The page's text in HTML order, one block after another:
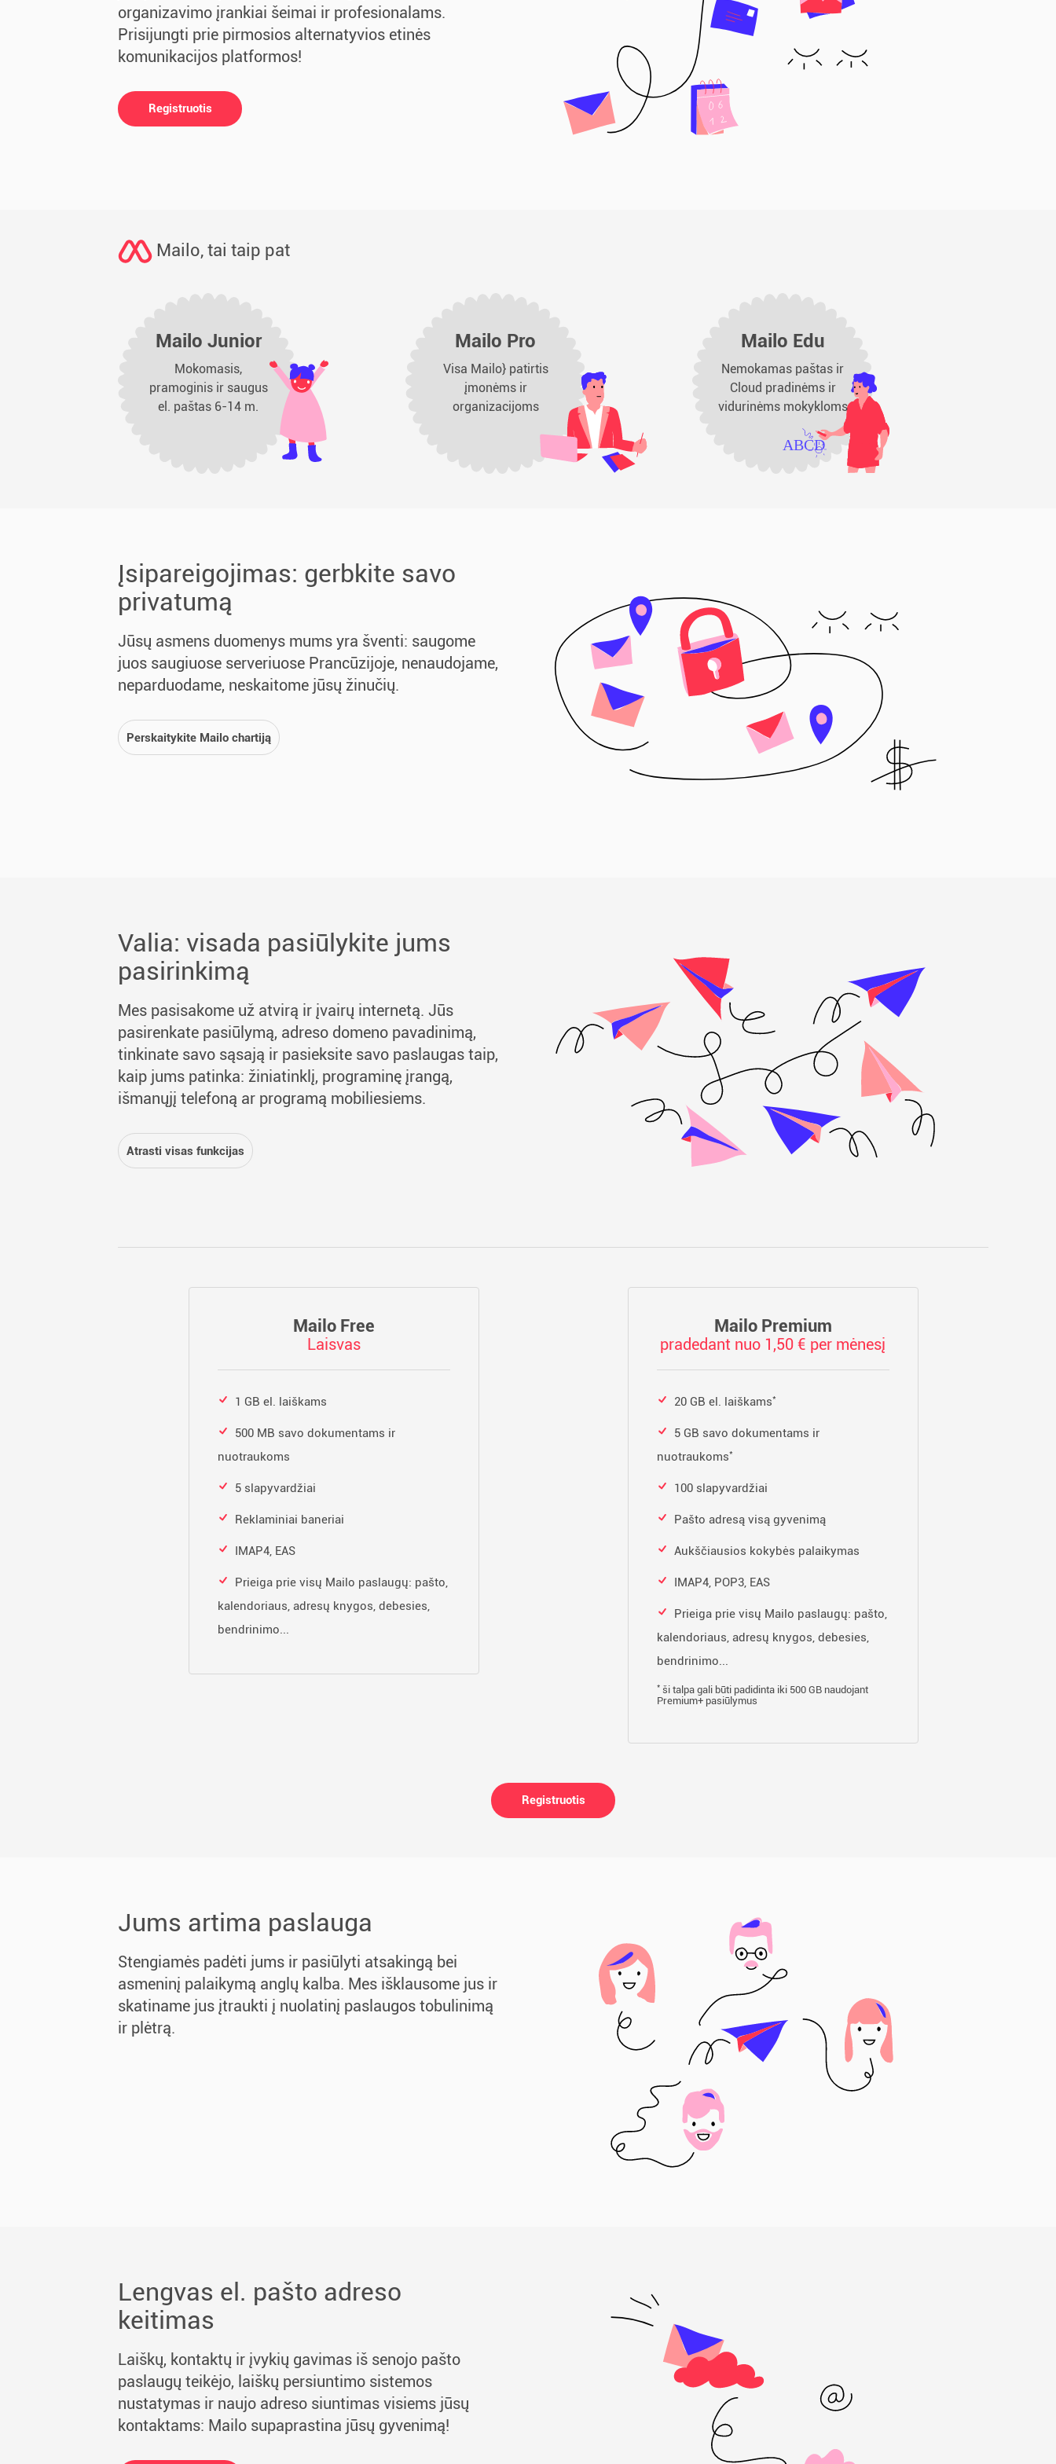
organizavimo įrankiai šeimai ir profesionalams.
Prisijungti prie pirmosios alternatyvios etinės
komunikacijos platformos!
Registruotis
Mailo, tai taip pat
Mailo Junior
Mokomasis,
pramoginis ir saugus
el. paštas 6-14 m.
Mailo Pro
Visa Mailo} patirtis
įmonėms ir
organizacijoms
Mailo Edu
Nemokamas paštas ir
Cloud pradinėms ir
vidurinėms mokykloms
Įsipareigojimas: gerbkite savo
privatumą
Jūsų asmens duomenys mums yra šventi: saugome
juos saugiuose serveriuose Prancūzijoje, nenaudojame,
neparduodame, neskaitome jūsų žinučių.
Perskaitykite Mailo chartiją
Valia: visada pasiūlykite jums
pasirinkimą
Mes pasisakome už atvirą ir įvairų internetą. Jūs
pasirenkate pasiūlymą, adreso domeno pavadinimą,
tinkinate savo sąsają ir pasieksite savo paslaugas taip,
kaip jums patinka: žiniatinklį, programinę įrangą,
išmanųjį telefoną ar programą mobiliesiems.
Atrasti visas funkcijas
Mailo Free
Laisvas
1 GB el. laiškams
500 MB savo dokumentams ir
nuotraukoms
5 slapyvardžiai
Reklaminiai baneriai
IMAP4, EAS
Prieiga prie visų Mailo paslaugų: pašto,
kalendoriaus, adresų knygos, debesies,
bendrinimo...
Mailo Premium
pradedant nuo 1,50 € per mėnesį
20 GB el. laiškams*
5 GB savo dokumentams ir
nuotraukoms*
100 slapyvardžiai
Pašto adresą visą gyvenimą
Aukščiausios kokybės palaikymas
IMAP4, POP3, EAS
Prieiga prie visų Mailo paslaugų: pašto,
kalendoriaus, adresų knygos, debesies,
bendrinimo...
*ši talpa gali būti padidinta iki 500 GB naudojant
Premium+ pasiūlymus
Registruotis
Jums artima paslauga
Stengiamės padėti jums ir pasiūlyti atsakingą bei
asmeninį palaikymą anglų kalba. Mes išklausome jus ir
skatiname jus įtraukti į nuolatinį paslaugos tobulinimą
ir plėtrą.
Lengvas el. pašto adreso
keitimas
Laiškų, kontaktų ir įvykių gavimas iš senojo pašto
paslaugų teikėjo, laiškų persiuntimo sistemos
nustatymas ir naujo adreso siuntimas visiems jūsų
kontaktams: Mailo supaprastina jūsų gyvenimą!